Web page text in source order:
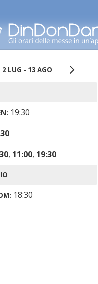
2 LUG - 13 AGO
19:30
, 11:00, 19:30
18:30